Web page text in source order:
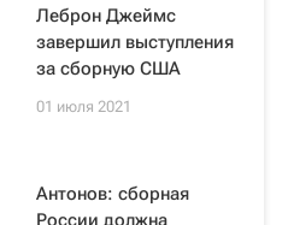
Леброн Джеймс
завершил выступления
за сборную США
01 июля 2021
Антонов: сборная
России должна